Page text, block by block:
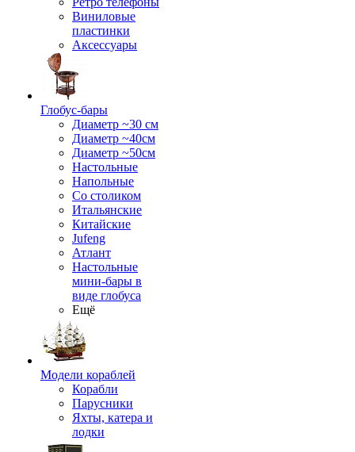
Виниловые
пластинки
Аксессуары
Глобус-бары
Диаметр ~30 см
Диаметр ~40см
Диаметр ~50см
Настольные
Напольные
Со столиком
Итальянские
Китайские
Jufeng
Атлант
Настольные
мини-бары в
виде глобуса
Ещё
Модели кораблей
Корабли
Парусники
Яхты, катера и
лодки